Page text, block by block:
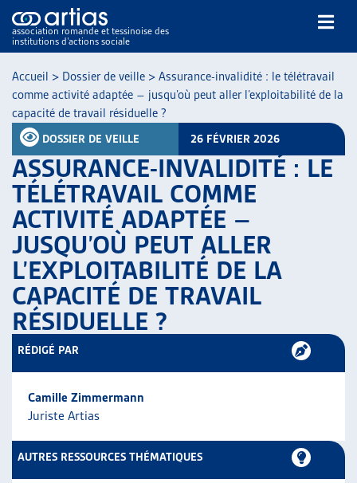
association romande et tessinoise des
institutions d’actions sociale
NOS PUBLICATIONS
ARTICLES
DOSSIERS DU MOIS
VEILLE
RESSOURCES
THÉMATIQUES
GUIDE SOCIAL ROMAND
AUTRES
ARTIAS
L’ASSOCIATION
PROJETS ET ACTIVITÉS
Accueil > Dossier de veille > Assurance-invalidité : le télétravail
comme activité adaptée – jusqu’où peut aller l’exploitabilité de la
capacité de travail résiduelle ?
DOSSIER DE VEILLE 26 FÉVRIER 2026
ASSURANCE-INVALIDITÉ : LE
TÉLÉTRAVAIL COMME
ACTIVITÉ ADAPTÉE –
JUSQU’OÙ PEUT ALLER
L’EXPLOITABILITÉ DE LA
CAPACITÉ DE TRAVAIL
RÉSIDUELLE ?
RÉDIGÉ PAR
Camille Zimmermann
Juriste Artias
AUTRES RESSOURCES THÉMATIQUES